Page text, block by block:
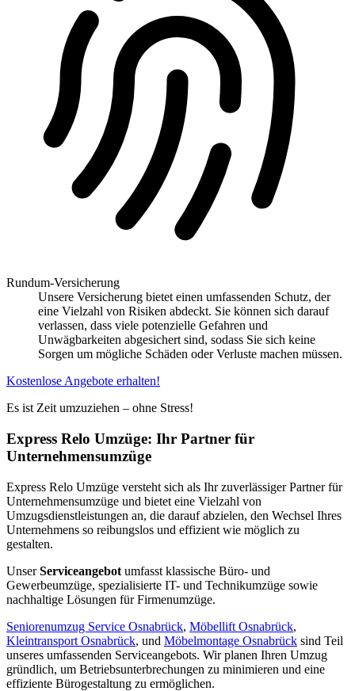
Rundum-Versicherung
Unsere Versicherung bietet einen umfassenden Schutz, der
eine Vielzahl von Risiken abdeckt. Sie können sich darauf
verlassen, dass viele potenzielle Gefahren und
Unwägbarkeiten abgesichert sind, sodass Sie sich keine
Sorgen um mögliche Schäden oder Verluste machen müssen.
Kostenlose Angebote erhalten!
Es ist Zeit umzuziehen – ohne Stress!
Express Relo Umzüge: Ihr Partner für
Unternehmensumzüge
Express Relo Umzüge versteht sich als Ihr zuverlässiger Partner für
Unternehmensumzüge und bietet eine Vielzahl von
Umzugsdienstleistungen an, die darauf abzielen, den Wechsel Ihres
Unternehmens so reibungslos und effizient wie möglich zu
gestalten.
UnserServiceangebot umfasst klassische Büro- und
Gewerbeumzüge, spezialisierte IT- und Technikumzüge sowie
nachhaltige Lösungen für Firmenumzüge.
Seniorenumzug Service Osnabrück, Möbellift Osnabrück,
Kleintransport Osnabrück, und Möbelmontage Osnabrück sind Teil
unseres umfassenden Serviceangebots. Wir planen Ihren Umzug
gründlich, um Betriebsunterbrechungen zu minimieren und eine
effiziente Bürogestaltung zu ermöglichen.